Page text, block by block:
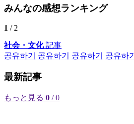
みんなの感想ランキング
1 / 2
社会・文化記事
공유하기
공유하기 공유하기 공유하기
最新記事
もっと見る 0 / 0